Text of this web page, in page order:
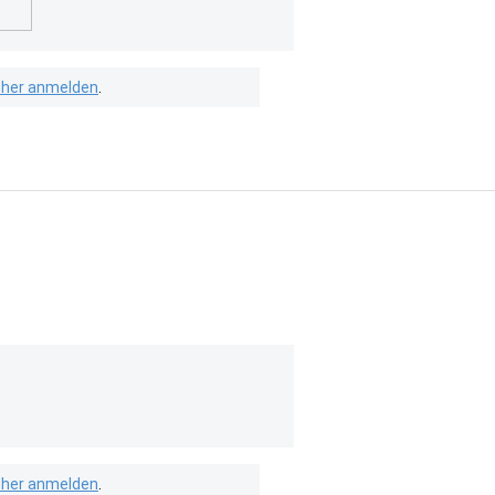
anmelden
anmelden